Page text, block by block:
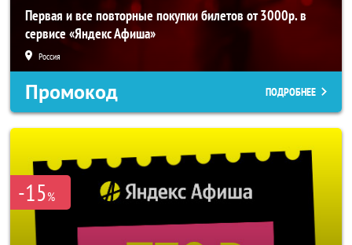
Первая и все повторные покупки билетов от 3000р. в
сервисе «Яндекс Афиша»
Россия
Промокод ПОДРОБНЕЕ
-15%